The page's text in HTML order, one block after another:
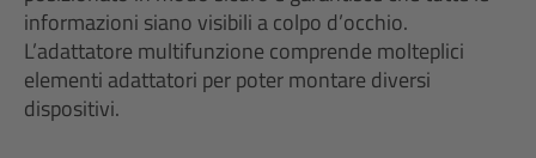
informazioni siano visibili a colpo d’occhio.
L’adattatore multifunzione comprende molteplici
elementi adattatori per poter montare diversi
dispositivi.